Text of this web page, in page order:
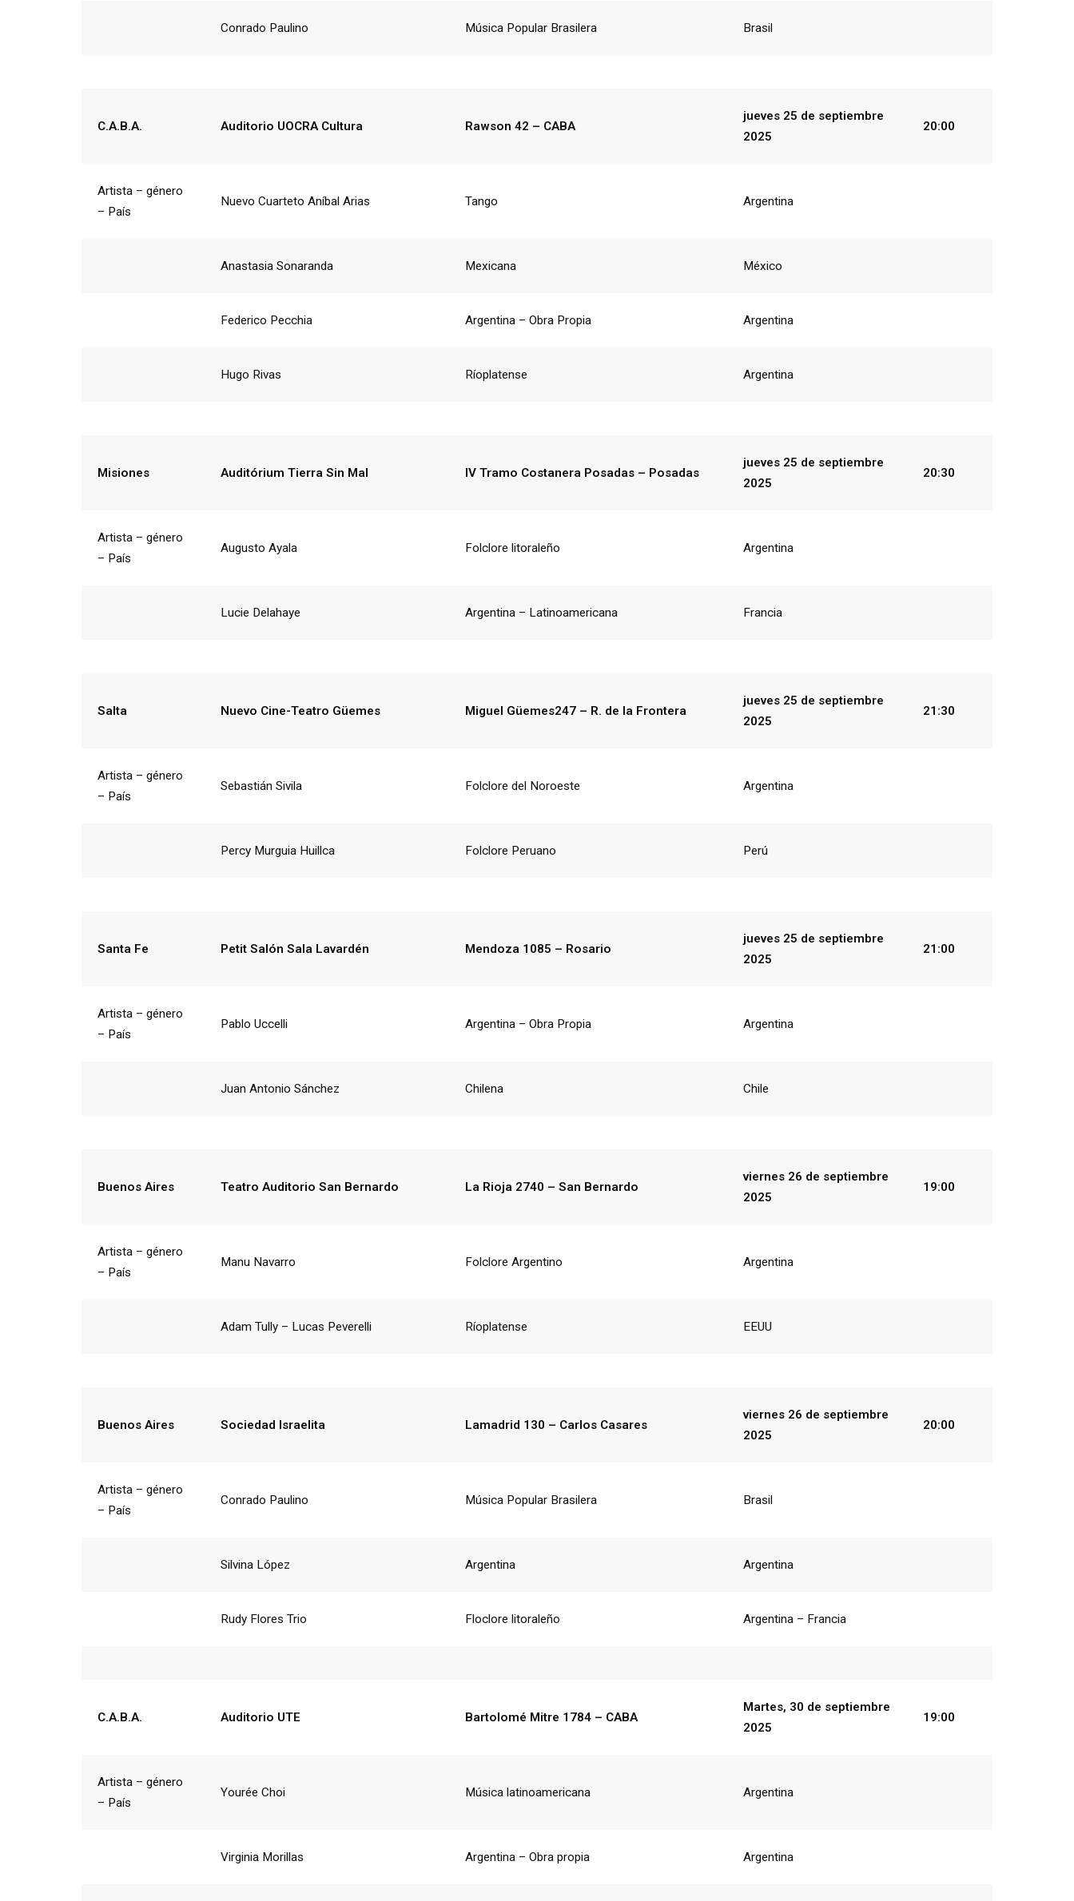
Conrado Paulino Música Popular Brasilera Brasil
C.A.B.A. Auditorio UOCRA Cultura Rawson 42 – CABA
jueves 25 de septiembre
2025
20:00
Artista – género
– País
Nuevo Cuarteto Aníbal Arias Tango Argentina
Anastasia Sonaranda Mexicana México
Federico Pecchia Argentina – Obra Propia Argentina
Hugo Rivas Ríoplatense Argentina
Misiones Auditórium Tierra Sin Mal IV Tramo Costanera Posadas – Posadas
jueves 25 de septiembre
2025
20:30
Artista – género
– País
Augusto Ayala Folclore litoraleño Argentina
Lucie Delahaye Argentina – Latinoamericana Francia
Salta Nuevo Cine-Teatro Güemes Miguel Güemes247 – R. de la Frontera
jueves 25 de septiembre
2025
21:30
Artista – género
– País
Sebastián Sivila Folclore del Noroeste Argentina
Percy Murguia Huillca Folclore Peruano Perú
Santa Fe Petit Salón Sala Lavardén Mendoza 1085 – Rosario
jueves 25 de septiembre
2025
21:00
Artista – género
– País
Pablo Uccelli Argentina – Obra Propia Argentina
Juan Antonio Sánchez Chilena Chile
Buenos Aires Teatro Auditorio San Bernardo La Rioja 2740 – San Bernardo
viernes 26 de septiembre
2025
19:00
Artista – género
– País
Manu Navarro Folclore Argentino Argentina
Adam Tully – Lucas Peverelli Ríoplatense EEUU
Buenos Aires Sociedad Israelita Lamadrid 130 – Carlos Casares
viernes 26 de septiembre
2025
20:00
Artista – género
– País
Conrado Paulino Música Popular Brasilera Brasil
Silvina López Argentina Argentina
Rudy Flores Trio Floclore litoraleño Argentina – Francia
C.A.B.A. Auditorio UTE Bartolomé Mitre 1784 – CABA
Martes, 30 de septiembre
2025
19:00
Artista – género
– País
Yourée Choi Música latinoamericana Argentina
Virginia Morillas Argentina – Obra propia Argentina